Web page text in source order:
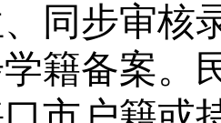
、 同步审核
籍备案。